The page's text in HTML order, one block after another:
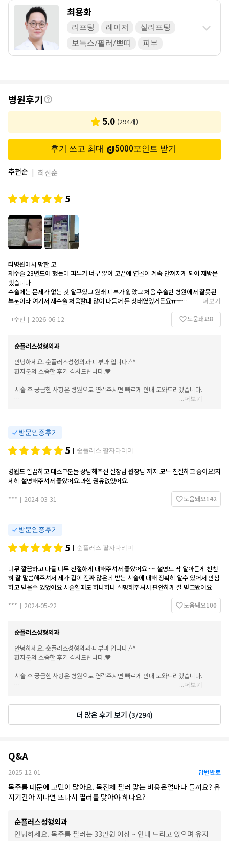
최용화
리프팅 레이저
실리프팅
보톡스/필러/쁘띠
피부
후
기
병원후기
5.0 (294개)
후기 쓰고 최대 5000포인트 받기
추천순 | 최신순
5
타병원에서 망한 코
재수술 23년도에 했는데 피부가 너무 얇아 코끝에 연골이 계속 만져지게 되어 재방문
했습니다
수술에는 문제가 없는 것 알구있고 원래 피부가 얇았고 처음 수술한 병원에서 잘못된
부분이라 여기서 재수술 처음할때 많이 다듬어 둔 상태였었거든요ㅠㅠ
부목도 없고 다음날 바로 출근했고,
원장님께서는 여전히 자세히 설명해주시고 코를 전문적으로 해주시는 원장님이셔서
수술도 간단히 잘 끝났고 걱정되는 부분도 설명 잘 해주셔서
...더보기
ㄱ수빈 2026-06-12 도움돼요8
순플러스성형외과
안녕하세요. 순플러스성형외과·피부과 입니다.^^
환자분의 소중한 후기 감사드립니다.♥️
시술 후 궁금한 사항은 병원으로 연락주시면 빠르게 안내 도와드리겠습니다.
카카오톡 : 순플러스성형외과
전화문의 : 02 - 547 - 1705
더보기
방문인증후기
5 순플러스 팔자다리미
병원도 깔끔하고 데스크분들 상담해주신 실장님 원장님 까지 모두 친절하고 좋아요!자
세히 설명해주셔서 좋았어요.과한 권유없었어요.
***
2024-03-31 도움돼요142
방문인증후기
5 순플러스 팔자다리미
너무 깔끔하고 다들 너무 친절하게 대해주셔서 좋았어요 ~~ 설명도 딱 알아듣게 천천
히 잘 말씀해주셔서 제가 겁이 진짜 많은데 받는 시술에 대해 정확히 알수 있어서 안심
하고 받을수 있었어요 시술할때도 하나하나 설명해주셔서 편안하게 잘 받고왔어요
***
2024-05-22 도움돼요100
순플러스성형외과
안녕하세요. 순플러스성형외과·피부과 입니다.^^
환자분의 소중한 후기 감사드립니다.♥️
시술 후 궁금한 사항은 병원으로 연락주시면 빠르게 안내 도와드리겠습니다.
감사합니다.♥️
카카오톡 : 순플러스성형외과
더보기
더 많은 후기 보기 (3/294)
Q&A
2025-12-01 답변완료
목주름 때문에 고민이 많아요. 목전체 필러 맞는 비용은얼마나 들까요? 유
지기간아 지나면 또다시 필러를 맞아야 하나요?
순플러스성형외과
안녕하세요. 목주름 필러는 33만원 이상 ~ 안내 드리고 있으며 유지